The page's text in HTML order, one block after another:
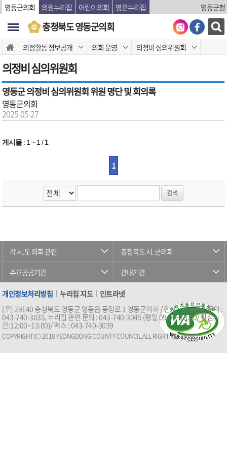
본문바로가기
영동군의회 의원누리집 어린이의회 영문누리집 영동군청
충청북도 영동군의회
의정활동 정보공개 의회 운영 의정비 심의위원회
의정비 심의위원회
영동군 의정비 심의위원회 위원 명단 및 회의록
영동군의회
2025-05-27
게시물: 1 ~ 1 /1
1
각 시.도 의회 관련 충청북도 시. 군의회
주요공공기관 관내기관
개인정보처리방침 누리집 지도
인트라넷
(우) 29140 충청북도 영동군 영동읍 동정로 1 영동군의회 / 전화 : 행사관련 문의 :
043-740-3035, 누리집 관련 문의 : 043-740-3045 (평일 09:00~18:00/ 점심시
간:12:00~13:00)/ 팩스 : 043-740-3039
COPYRIGHT(C) 2018 YEONGDONG COUNTY COUNCIL.ALL RIGHT RESERVED.